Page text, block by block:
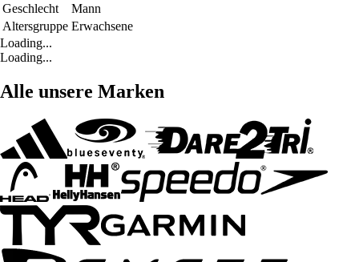
Geschlecht
Mann
Altersgruppe Erwachsene
Loading...
Loading...
Alle unsere Marken